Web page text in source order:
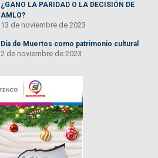
¿GANO LA PARIDAD O LA DECISIÓN DE
AMLO?
13 de noviembre de 2023
Día de Muertos como patrimonio cultural
2 de noviembre de 2023